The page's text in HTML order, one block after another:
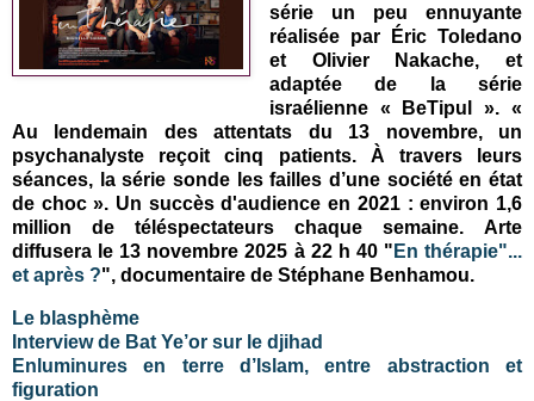
série un peu ennuyante
réalisée par Éric Toledano
et Olivier Nakache, et
adaptée de la série
israélienne « BeTipul ». «
Au lendemain des attentats du 13 novembre, un
psychanalyste reçoit cinq patients. À travers leurs
séances, la série sonde les failles d’une société en état
de choc ». Un succès d'audience en 2021 :environ 1,6
million de téléspectateurs chaque semaine. Arte
diffusera le 13 novembre 2025 à 22 h 40 " En thérapie"...
et après ?", documentaire de Stéphane Benhamou.
Le blasphème
Interview de Bat Ye’or sur le djihad
Enluminures en terre d’Islam, entre abstraction et
figuration